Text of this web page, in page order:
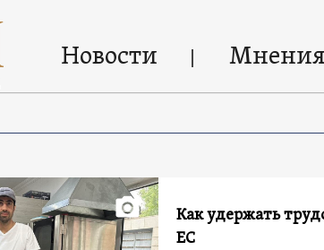
Новости Мнения
Как удержать
ЕС